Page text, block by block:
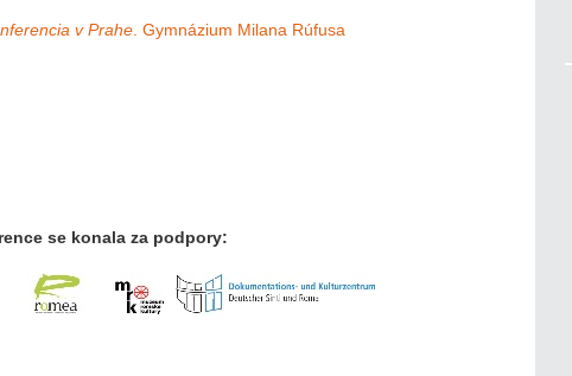
v Prahe . Gymnázium Milana Rúfusa
se konala za podpory: